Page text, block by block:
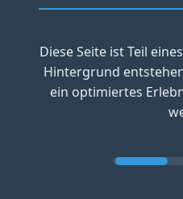
Diese Seite ist Teil
Hintergrund
ein optimiertes